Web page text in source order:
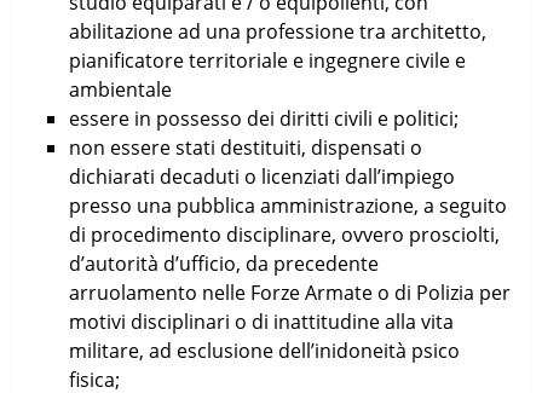
abilitazione ad una professione tra architetto,
pianificatore territoriale e ingegnere civile e
ambientale
essere in possesso dei diritti civili e politici;
non essere stati destituiti, dispensati o
dichiarati decaduti o licenziati dall’impiego
presso una pubblica amministrazione, a seguito
di procedimento disciplinare, ovvero prosciolti,
d’autorità d’ufficio, da precedente
arruolamento nelle Forze Armate o di Polizia per
motivi disciplinari o di inattitudine alla vita
militare, ad esclusione dell’inidoneità psico
fisica;